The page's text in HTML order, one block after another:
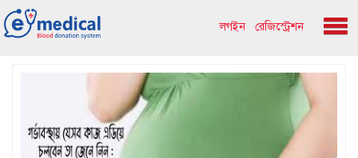
লগইন রেজিস্ট্রেশন